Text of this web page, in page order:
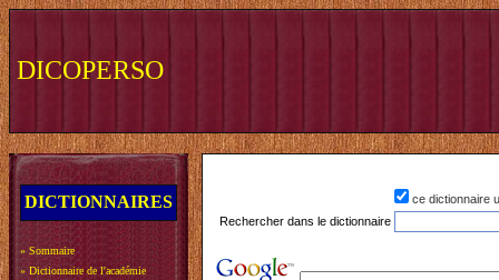
DICOPERSO
DICTIONNAIRES
» Sommaire
» Dictionnaire de l'académie
ce dictionnaire
Rechercher dans le dictionnaire